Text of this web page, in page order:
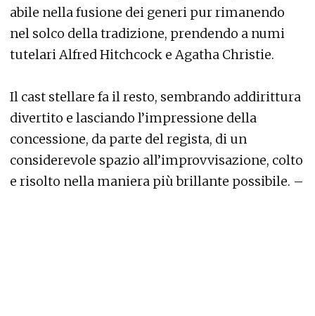
abile nella fusione dei generi pur rimanendo
nel solco della tradizione, prendendo a numi
tutelari Alfred Hitchcock e Agatha Christie.
Il cast stellare fa il resto, sembrando addirittura
divertito e lasciando l’impressione della
concessione, da parte del regista, di un
considerevole spazio all’improvvisazione, colto
e risolto nella maniera più brillante possibile. –